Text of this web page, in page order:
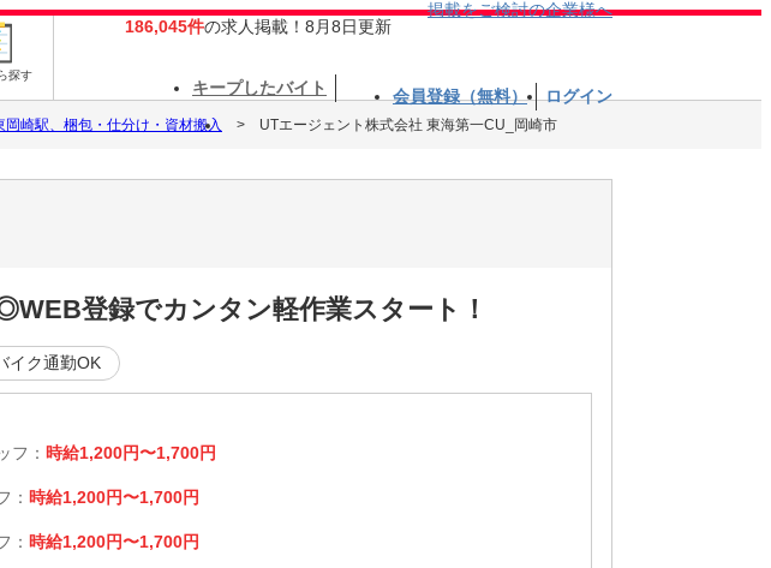
探す
186,045件の求人掲載！8月8日更新
掲載をご検討の企業様へ
キープしたバイト 会員登録（無料） ログイン
岡崎駅、梱包・仕分け・資材搬入 UTエージェント株式会社 東海第一CU_岡崎市
登録でカンタン軽作業スタート！
イク通勤OK
フ： 時給1,200円〜1,700円
： 時給1,200円〜1,700円
： 時給1,200円〜1,700円